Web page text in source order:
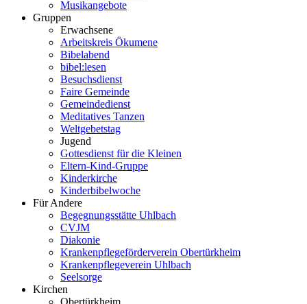
Musikangebote
Gruppen
Erwachsene
Arbeitskreis Ökumene
Bibelabend
bibel:lesen
Besuchsdienst
Faire Gemeinde
Gemeindedienst
Meditatives Tanzen
Weltgebetstag
Jugend
Gottesdienst für die Kleinen
Eltern-Kind-Gruppe
Kinderkirche
Kinderbibelwoche
Für Andere
Begegnungsstätte Uhlbach
CVJM
Diakonie
Krankenpflegeförderverein Obertürkheim
Krankenpflegeverein Uhlbach
Seelsorge
Kirchen
Obertürkheim